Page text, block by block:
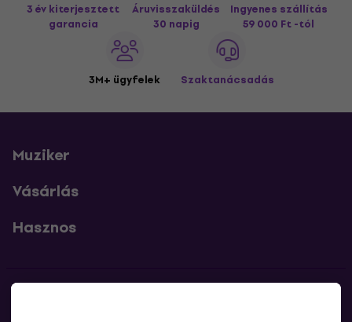
3 év kiterjesztett
garancia
Áruvisszaküldés
30 napig
Ingyenes szállítás
59 000 Ft -tól
3M+ ügyfelek Szaktanácsadás
Muziker
Vásárlás
Hasznos